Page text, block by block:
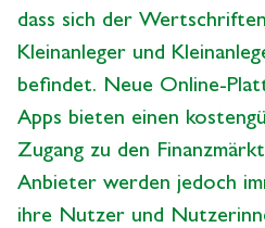
dass sich der
Kleinanleger und
befindet. Neue Online-
Apps bieten einen
Zugang zu den
Anbieter werden jedoch
ihre Nutzer und